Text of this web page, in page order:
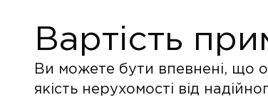
Вартість
Ви можете бути впевнені, що
якість нерухомості від